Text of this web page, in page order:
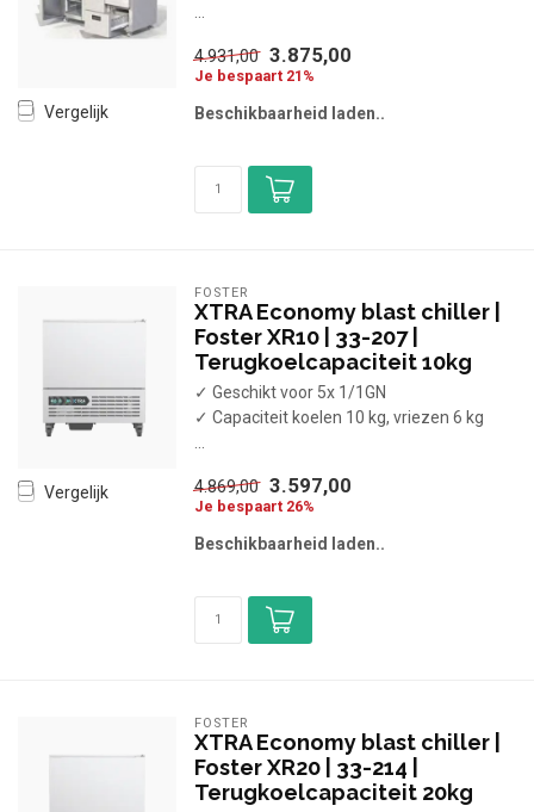
Vergelijk
4.931,00 3.875,00
Je bespaart 21%
Beschikbaarheid laden..
Vergelijk
FOSTER
XTRA Economy blast chiller |
Foster XR10 | 33-207 |
Terugkoelcapaciteit 10kg
✓ Geschikt voor 5x 1/1GN
✓ Capaciteit koelen 10 kg, vriezen 6 kg
4.869,00 3.597,00
Je bespaart 26%
Beschikbaarheid laden..
FOSTER
XTRA Economy blast chiller |
Foster XR20 | 33-214 |
Terugkoelcapaciteit 20kg